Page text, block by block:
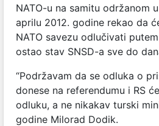
NATO-u na samitu održanom
aprilu 2012. godine rekao da
NATO savezu odlučivati
ostao stav SNSD-a sve do
“Podržavam da se odluka o
donese na referendumu i RS
odluku, a ne nikakav turski
godine Milorad Dodik.